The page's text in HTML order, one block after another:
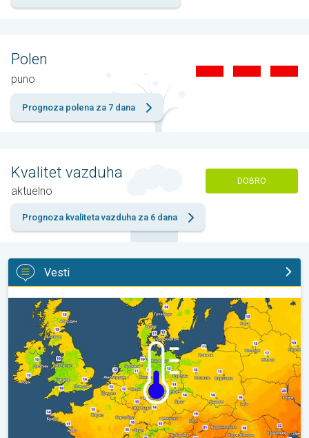
Polen
puno
Prognoza polena za 7 dana
Kvalitet vazduha
aktuelno
DOBRO
Prognoza kvaliteta vazduha za 6 dana
Vesti
Predah od vrućina u delu Evrope. Prijatno sveže noći. . .